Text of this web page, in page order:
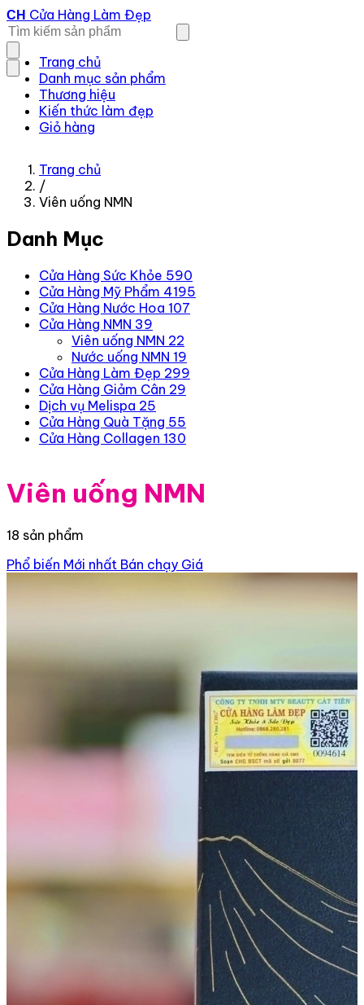
CH Cửa Hàng Làm Đẹp
Trang chủ
Danh mục sản phẩm
Thương hiệu
Kiến thức làm đẹp
Giỏ hàng
Trang chủ
/
Viên uống NMN
Danh Mục
Cửa Hàng Sức Khỏe 590
Cửa Hàng Mỹ Phẩm 4195
Cửa Hàng Nước Hoa 107
Cửa Hàng NMN 39
Viên uống NMN 22
Nước uống NMN 19
Cửa Hàng Làm Đẹp 299
Cửa Hàng Giảm Cân 29
Dịch vụ Melispa 25
Cửa Hàng Quà Tặng 55
Cửa Hàng Collagen 130
Viên uống NMN
18 sản phẩm
Phổ biến Mới nhất Bán chạy Giá